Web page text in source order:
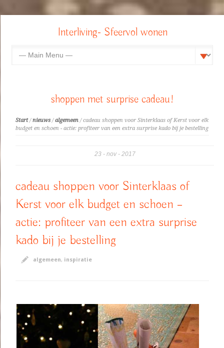
Interliving- Sfeervol wonen
shoppen met surprise cadeau!
Start/nieuws /algemeen / cadeau shoppen voor Sinterklaas of Kerst voor elk
budget en schoen - actie: profiteer van een extra surprise kado bij je bestelling
23 nov 2017
cadeau shoppen voor Sinterklaas of
Kerst voor elk budget en schoen –
actie: profiteer van een extra surprise
kado bij je bestelling
algemeen, inspiratie